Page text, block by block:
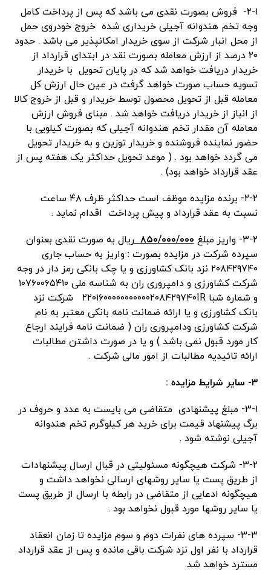
۲-۱- فروش بصورت نقدی می باشد که پس از پرداخت کامل
وجه تخم هندوانه آجیلی خریداری شده خروج خودروی حمل
از محل انبار شرکت از سوی خریدار امکانپذیر می باشد . حدود
۲۰ درصد از ارزش معامله بصورت نقد در ابتدای قرارداد از
خریدار دریافت خواهد شد که در پایان تحویل با خریدار
تسویه حساب صورت خواهد گرفت در عین حال ارزش کل
معامله قبل از تحویل محصول توسط خریدار و قبل از خروج کالا
از انباز از خریدار دریافت خواهد شد . مبنای فروش ارزش
معامله آن مقدار تخم هندوانه آجیلی که بصورت کیلویی با
حضور نماینده فروشنده و خریدار توزین و به خریدار تحویل
می گردد خواهد بود . ( موعد تحویل حداکثر یک هفته پس از
عقد قرارداد خواهد بود) .
۲-۲- برنده مزایده موظف است حداکثر ظرف ۴۸ ساعت
نسبت به عقد قرارداد و پیش پرداخت اقدام نماید .
۳-۲- واریز مبلغ
۸۵۰/۰۰۰/۰۰۰ ریال به صورت نقدی بعنوان
سپرده شرکت در مزایده بصورت : واریز به حساب جاری
۲۰۸۴۲۹۷۴۰ نزد بانک کشاورزی و یا چک بانکی رمز دار در وجه
و شماره شبا ۲۲۰۱۶۰۰۰۰۰۰۰۰۰۰۰۲۰۸۴۲۹۷۴۰IR شرکت نزد
بانک کشاورزی و یا ارائه ضمانت نامه بانکی معتبر به نام
شرکت کشاورزی ودامپروری ران ( ضمانت نامه فرایند ارجاع
کار مورد قبول نمی باشد ) و یا در صورت داشتن مطالبات
ارائه تائیدیه مطالبات از امور مالی شرکت .
۳- سایر شرایط مزایده :
۳-۱- مبلغ پیشنهادی متقاضی می بایست به عدد و حروف در
برگ پیشنهاد قیمت برای خرید هر کیلوگرم تخم هندوانه
آجیلی نوشته شود .
۳-۲- شرکت هیچگونه مسئولیتی در قبال ارسال پیشنهادات
از طریق پست یا سایر روشهای ارسالی نخواهد داشت و
هیچگونه ادعایی از متقاضی در رابطه با ارسال از طریق پست
یا سایر روشها مورد قبول نخواهد بود .
۳-۳- سپرده های نفرات دوم و سوم مزایده تا زمان انعقاد
قرارداد با نفر اول نزد شرکت باقی مانده و پس از عقد قرارداد
مسترد خواهد شد.